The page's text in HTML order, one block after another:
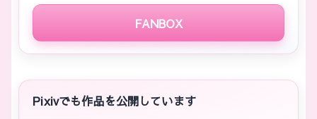
FANBOX
Pixivでも作品を公開しています